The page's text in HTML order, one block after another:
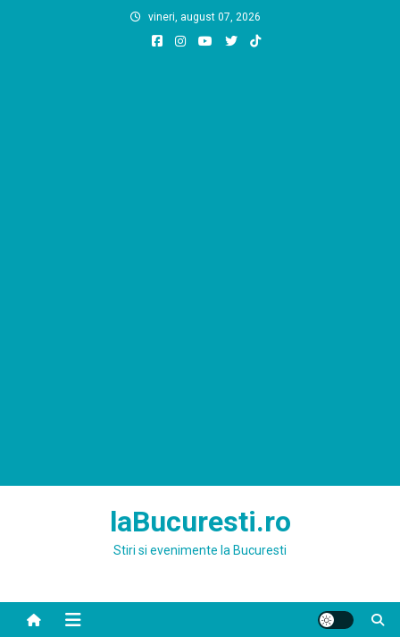
vineri, august 07, 2026
laBucuresti.ro
Stiri si evenimente la Bucuresti